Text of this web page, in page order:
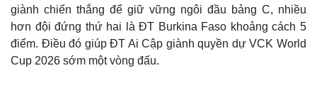
giành chiến thắng để giữ vững ngôi đầu bảng C, nhiều
hơn đội đứng thứ hai là ĐT Burkina Faso khoảng cách 5
điểm. Điều đó giúp ĐT Ai Cập giành quyền dự VCK World
Cup 2026 sớm một vòng đấu.